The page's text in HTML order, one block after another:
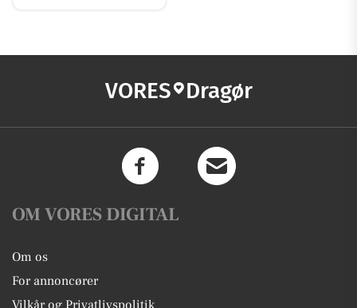
VORES Dragør
OM VORES DIGITAL
Om os
For annoncører
Vilkår og Privatlivspolitik